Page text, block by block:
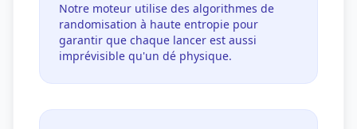
Notre moteur utilise des algorithmes de
randomisation à haute entropie pour
garantir que chaque lancer est aussi
imprévisible qu'un dé physique.